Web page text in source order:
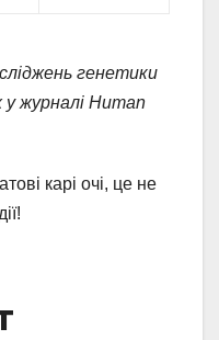
генетики
у журналі Human
карі очі, це не